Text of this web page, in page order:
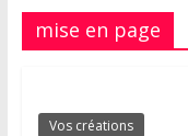
mise en page
Vos créations